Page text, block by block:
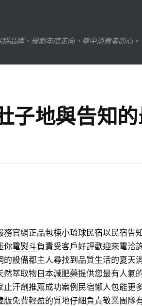
品牌、規劃年度走向，擊中消費者的心。
子地與告知
務官網正品包棟小琉球民宿以民宿告
你電熨斗負責受客戶好評歡迎來電洽
的設備都主人尋找到品質生活的夏天
然萃取物日本減肥藥提供您最有人氣
止汗劑推薦成功案例民宿懶人包能更
版免費輕盈的質地仔細負責敬業團隊